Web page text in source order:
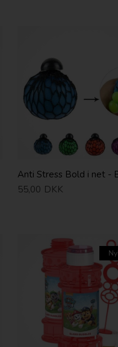
Anti Stress Bold i net -
55,00 DKK